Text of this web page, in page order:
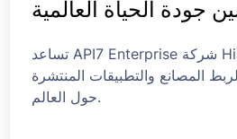
جودة الحياة العالمية
تساعد API7 Enterprise شركة Hisense في بناء
المصانع والتطبيقات المنتشرة
حول العالم.